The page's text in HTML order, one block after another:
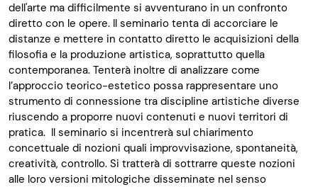
dell'arte ma difficilmente si avventurano in un confronto
diretto con le opere. Il seminario tenta di accorciare le
distanze e mettere in contatto diretto le acquisizioni della
filosofia e la produzione artistica, soprattutto quella
contemporanea. Tenterà inoltre di analizzare come
l’approccio teorico-estetico possa rappresentare uno
strumento di connessione tra discipline artistiche diverse
riuscendo a proporre nuovi contenuti e nuovi territori di
pratica. Il seminario si incentrerà sul chiarimento
concettuale di nozioni quali improvvisazione, spontaneità,
creatività, controllo. Si tratterà di sottrarre queste nozioni
alle loro versioni mitologiche disseminate nel senso